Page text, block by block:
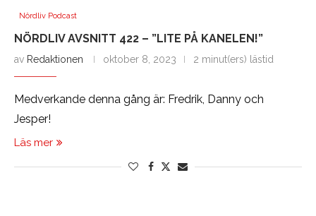
Nördliv Podcast
NÖRDLIV AVSNITT 422 – ”LITE PÅ KANELEN!”
av Redaktionen oktober 8, 2023 2 minut(ers) lästid
Medverkande denna gång är: Fredrik, Danny och
Jesper!
Läs mer